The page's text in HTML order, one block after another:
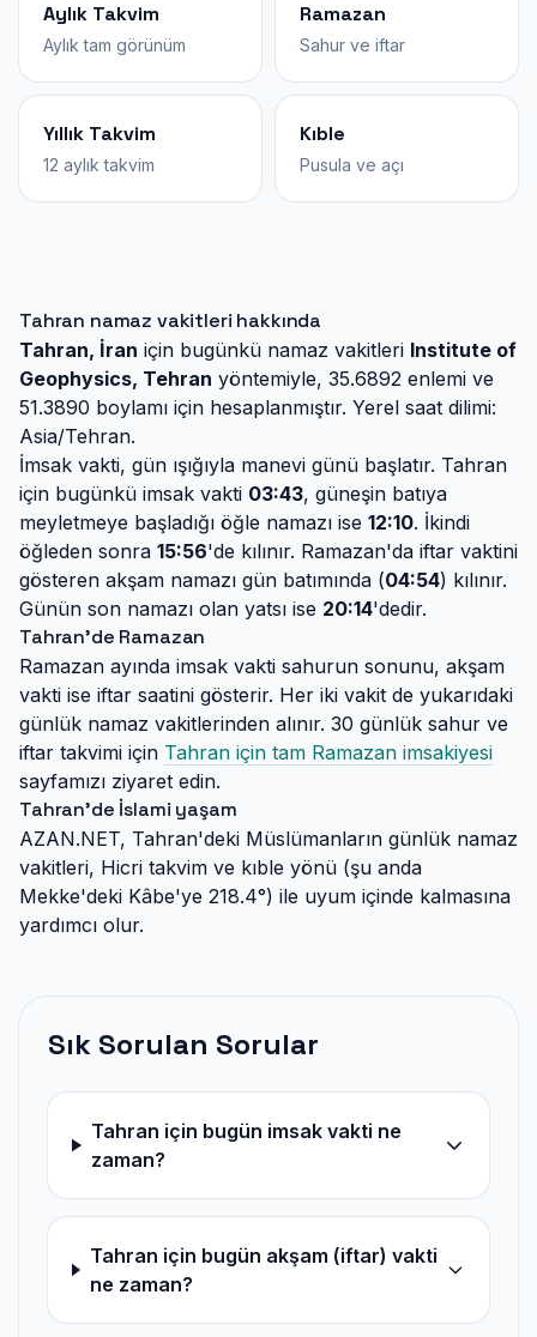
Aylık Takvim
Aylık tam görünüm
Ramazan
Sahur ve iftar
Yıllık Takvim
12 aylık takvim
Kıble
Pusula ve açı
Tahran namaz vakitleri hakkında
Tahran, İran için bugünkü namaz vakitleri Institute of
Geophysics, Tehran yöntemiyle, 35.6892 enlemi ve
51.3890 boylamı için hesaplanmıştır. Yerel saat dilimi:
Asia/Tehran.
İmsak vakti, gün ışığıyla manevi günü başlatır. Tahran
için bugünkü imsak vakti 03:43, güneşin batıya
meyletmeye başladığı öğle namazı ise 12:10. İkindi
öğleden sonra 15:56'de kılınır. Ramazan'da iftar vaktini
gösteren akşam namazı gün batımında (04:54) kılınır.
Günün son namazı olan yatsı ise 20:14'dedir.
Tahran'de Ramazan
Ramazan ayında imsak vakti sahurun sonunu, akşam
vakti ise iftar saatini gösterir. Her iki vakit de yukarıdaki
günlük namaz vakitlerinden alınır. 30 günlük sahur ve
iftar takvimi için Tahran için tam Ramazan imsakiyesi
sayfamızı ziyaret edin.
Tahran'de İslami yaşam
AZAN.NET, Tahran'deki Müslümanların günlük namaz
vakitleri, Hicri takvim ve kıble yönü (şu anda
Mekke'deki Kâbe'ye 218.4°) ile uyum içinde kalmasına
yardımcı olur.
Sık Sorulan Sorular
Tahran için bugün imsak vakti ne
zaman?
Tahran için bugün akşam (iftar) vakti
ne zaman?